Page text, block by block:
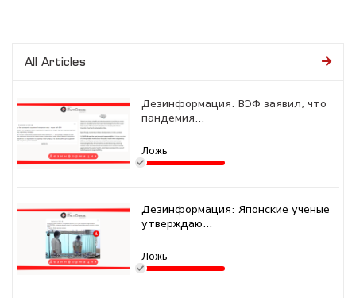
All Articles
Дезинформация: ВЭФ заявил, что
пандемия...
Ложь
Дезинформация: Японские ученые
утверждаю...
Ложь